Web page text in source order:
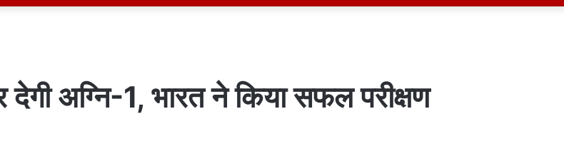
अग्नि-1, भारत ने किया सफल परीक्षण